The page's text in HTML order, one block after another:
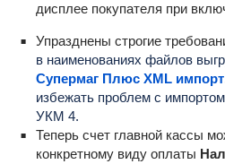
дисплее покупателя при
Упразднены строгие
в наименованиях файлов
Супермаг Плюс XML импорт
избежать проблем с
УКМ 4.
Теперь счет главной кассы
конкретному виду оплаты